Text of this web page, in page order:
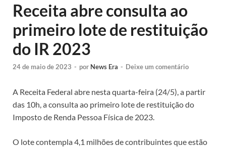
Receita abre consulta ao
primeiro lote de restituição
do IR 2023
24 de maio de 2023 - por News Era - Deixe um comentário
A Receita Federal abre nesta quarta-feira (24/5), a partir
das 10h, a consulta ao primeiro lote de restituição do
Imposto de Renda Pessoa Física de 2023.
O lote contempla 4,1 milhões de contribuintes que estão